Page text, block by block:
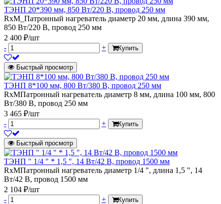
ТЭНП 20*390 мм, 850 Вт/220 В, провод 250 мм
RxM_Патронный нагреватель диаметр 20 мм, длина 390 мм,
850 Вт/220 В, провод 250 мм
2 400 ₽/шт
-
+ Купить
Быстрый просмотр
ТЭНП 8*100 мм, 800 Вт/380 В, провод 250 мм
RxMПатронный нагреватель диаметр 8 мм, длина 100 мм, 800
Вт/380 В, провод 250 мм
3 465 ₽/шт
-
+ Купить
Быстрый просмотр
ТЭНП " 1/4 " * 1,5 ", 14 Вт/42 В, провод 1500 мм
RxMПатронный нагреватель диаметр 1/4 ", длина 1,5 ", 14
Вт/42 В, провод 1500 мм
2 104 ₽/шт
-
+ Купить